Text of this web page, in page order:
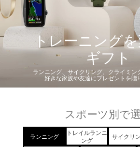
トレーニング
ギフト
ランニング、サイクリング、クライミン
好きな家族や友達にプレゼントを贈
スポーツ別で
ランニング
トレイルランニ
ング
サイクリ